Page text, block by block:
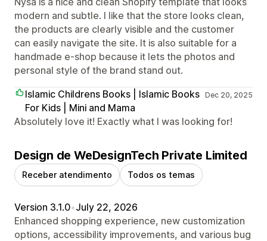
modern and subtle. I like that the store looks clean,
the products are clearly visible and the customer
can easily navigate the site. It is also suitable for a
handmade e-shop because it lets the photos and
personal style of the brand stand out.
Islamic Childrens Books | Islamic Books
For Kids | Mini and Mama
Dec 20, 2025
Absolutely love it! Exactly what I was looking for!
Design de WeDesignTech Private Limited
Receber atendimento Todos os temas
Version 3.1.0•July 22, 2026
Enhanced shopping experience, new customization
options, accessibility improvements, and various bug